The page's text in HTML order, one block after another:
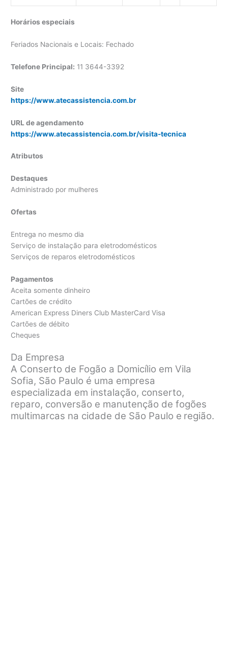
Horários especiais
Feriados Nacionais e Locais: Fechado
Telefone Principal: 11 3644-3392
Site
https://www.atecassistencia.com.br
URL de agendamento
https://www.atecassistencia.com.br/visita-tecnica
Atributos
Destaques
Administrado por mulheres
Ofertas
Entrega no mesmo dia
Serviço de instalação para eletrodomésticos
Serviços de reparos eletrodomésticos
Pagamentos
Aceita somente dinheiro
Cartões de crédito
American Express Diners Club MasterCard Visa
Cartões de débito
Cheques
Da Empresa
A Conserto de Fogão a Domicílio em Vila
Sofia, São Paulo é uma empresa
especializada em instalação, conserto,
reparo, conversão e manutenção de fogões
multimarcas na cidade de São Paulo e região.